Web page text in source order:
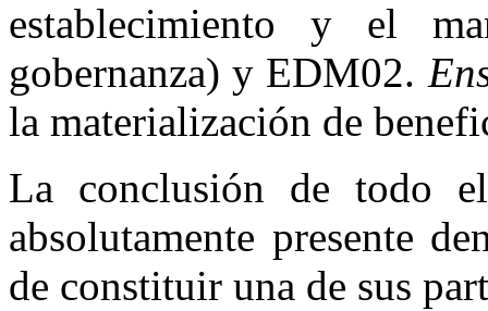
establecimiento y el
gobernanza) y EDM02.
la materialización de
La conclusión de todo
absolutamente presente
de constituir una de sus